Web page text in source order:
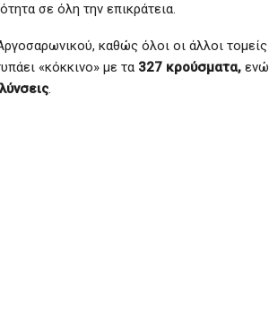
σε όλη την επικράτεια.
καθώς όλοι οι άλλοι τομείς
«κόκκινο» με τα 327 κρούσματα, ενώ
.